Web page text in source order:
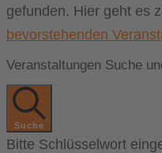
gefunden. Hier geht es
bevorstehenden
Veranstaltungen Suche
Suche
Bitte Schlüsselwort